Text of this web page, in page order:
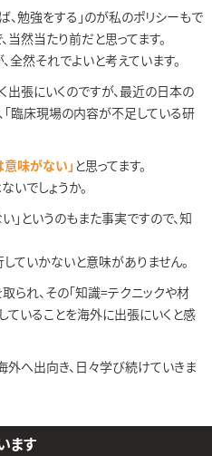
、勉強をする」のが私のポリシーもで
当然当たり前だと思ってます。
全然それでよいと考えています。
張にいくのですが、最近の日本の
臨床現場の内容が不足している研
味がない」 と思ってます。
いでしょうか。
」というのもまた事実ですので、知
していかないと意味がありません。
られ、その「知識=テクニックや材
ていることを海外に出張にいくと感
へ出向き、日々学び続けていきま
ます